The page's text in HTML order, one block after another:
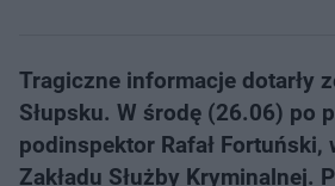
Tragiczne informacje dotarły
Słupsku. W środę (26.06) po
podinspektor Rafał Fortuński,
Zakładu Służby Kryminalnej.